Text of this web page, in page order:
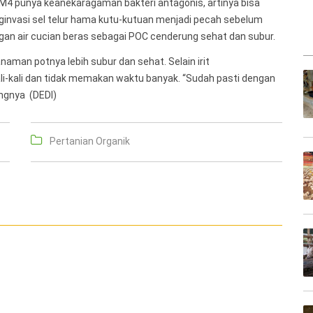
punya keanekaragaman bakteri antagonis, artinya bisa
sel telur hama kutu-kutuan menjadi pecah sebelum
air cucian beras sebagai POC cenderung sehat dan subur.
potnya lebih subur dan sehat. Selain irit
dan tidak memakan waktu banyak. “Sudah pasti dengan
(DEDI)
Pertanian Organik